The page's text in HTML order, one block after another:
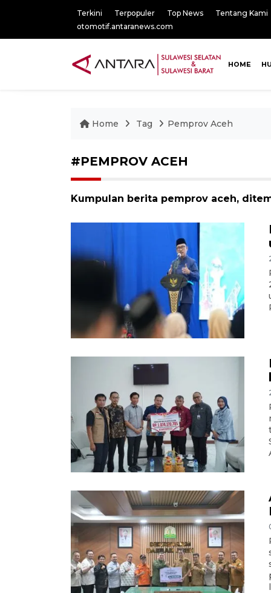
Terkini Terpopuler Top News
Tentang Kami
otomotif.antaranews.com
HOME
Home Tag Pemprov Aceh
#PEMPROV ACEH
Kumpulan berita pemprov aceh,